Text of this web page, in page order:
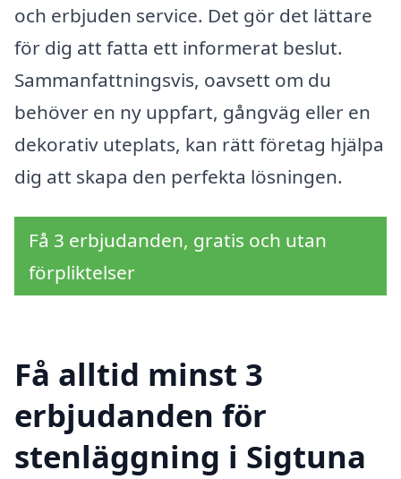
och erbjuden service. Det gör det lättare
för dig att fatta ett informerat beslut.
Sammanfattningsvis, oavsett om du
behöver en ny uppfart, gångväg eller en
dekorativ uteplats, kan rätt företag hjälpa
dig att skapa den perfekta lösningen.
Få 3 erbjudanden, gratis och utan
förpliktelser
Få alltid minst 3
erbjudanden för
stenläggning i Sigtuna